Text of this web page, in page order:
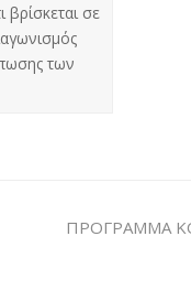
σε
των
ΠΡΟΓΡΑΜΜΑ